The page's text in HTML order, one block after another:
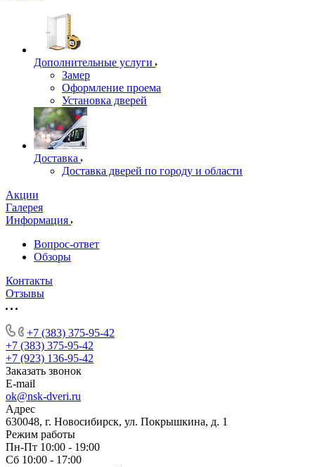
Дополнительные услуги
Замер
Оформление проема
Установка дверей
Доставка
Доставка дверей по городу и области
Акции
Галерея
Информация
Вопрос-ответ
Обзоры
Контакты
Отзывы
+7 (383) 375-95-42
+7 (383) 375-95-42
+7 (923) 136-95-42
Заказать звонок
E-mail
ok@nsk-dveri.ru
Адрес
630048, г. Новосибирск, ул. Покрышкина, д. 1
Режим работы
Пн-Пт 10:00 - 19:00
Сб 10:00 - 17:00